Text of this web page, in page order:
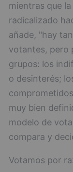
mientras que
radicalizado
añade, "hay
votantes, pero
grupos: los
o desinterés;
muy bien
modelo de
compara y
Votamos por